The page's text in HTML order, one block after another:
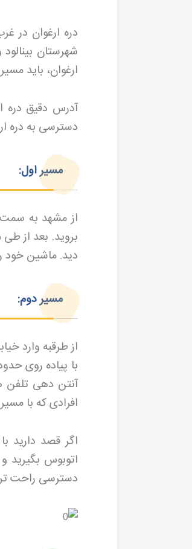
دره ارغوان در
شهرستان
ارغوان، باید
آدرس دقیق دره
دسترسی به دره
مسیر اول:
از مشهد به سمت
بروید. بعد از
دید. ماشین خود
مسیر دوم:
از طرقبه وارد
با پیاده روی
آنتن دهی تلفن
افرادی که با
اگر قصد دارید
اتوبوس بگیرید
دسترسی راحت